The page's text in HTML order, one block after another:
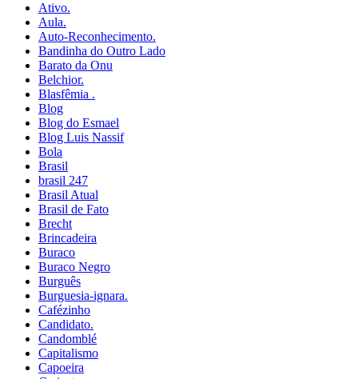
Ativo.
Aula.
Auto-Reconhecimento.
Bandinha do Outro Lado
Barato da Onu
Belchior.
Blasfêmia .
Blog
Blog do Esmael
Blog Luis Nassif
Bola
Brasil
brasil 247
Brasil Atual
Brasil de Fato
Brecht
Brincadeira
Buraco
Buraco Negro
Burguês
Burguesia-ignara.
Cafézinho
Candidato.
Candomblé
Capitalismo
Capoeira